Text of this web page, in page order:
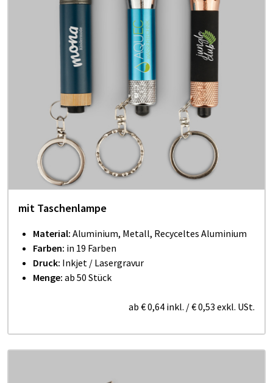
mit Taschenlampe
Material: Aluminium, Metall, Recyceltes Aluminium
Farben: in 19 Farben
Druck: Inkjet / Lasergravur
Menge: ab 50 Stück
ab € 0,64 inkl. /€ 0,53 exkl. USt.